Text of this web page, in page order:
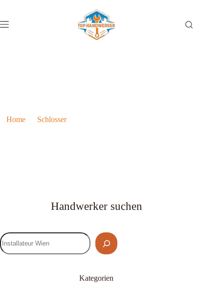
Home Schlosser
Handwerker suchen
Kategorien